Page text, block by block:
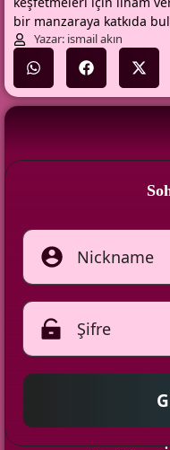
bir manzaraya katkıda
Yazar: ismail akın